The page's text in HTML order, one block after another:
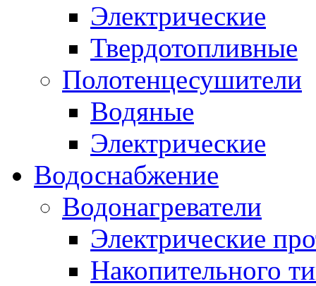
Электрические
Твердотопливные
Полотенцесушители
Водяные
Электрические
Водоснабжение
Водонагреватели
Электрические
Накопительного